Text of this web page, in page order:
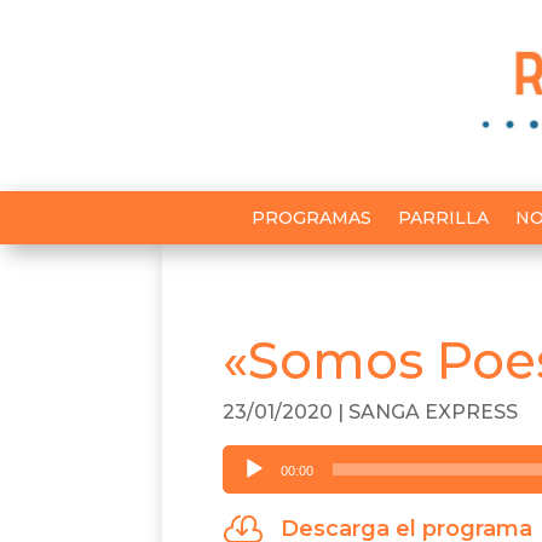
PROGRAMAS PARRILLA
«Somos
23/01/2020
SANGA EXPRESS
Reproductor
de
audio
00:00
 Descarga el programa